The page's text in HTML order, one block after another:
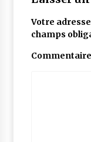
Votre
champs
Commentaire